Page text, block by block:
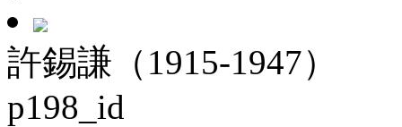
許錫謙（1915-1947）
p198_id